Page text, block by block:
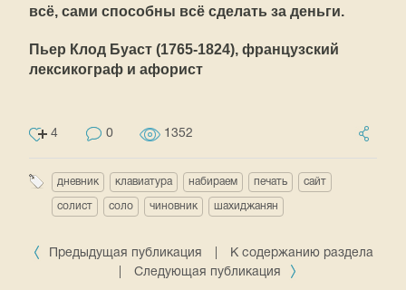
всё, сами способны всё сделать за деньги.
Пьер Клод Буаст (1765-1824), французский
лексикограф и афорист
4 0 1352
дневник клавиатура набираем печать сайт
солист соло чиновник шахиджанян
Предыдущая публикация
К содержанию раздела
Следующая публикация